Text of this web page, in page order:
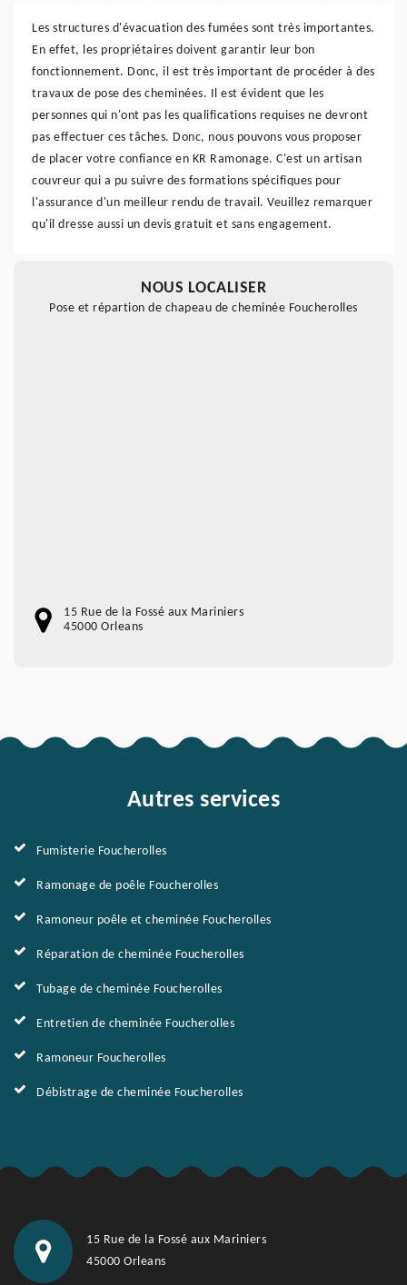
Les structures d'évacuation des fumées sont très importantes.
En effet, les propriétaires doivent garantir leur bon
fonctionnement. Donc, il est très important de procéder à des
travaux de pose des cheminées. Il est évident que les
personnes qui n'ont pas les qualifications requises ne devront
pas effectuer ces tâches. Donc, nous pouvons vous proposer
de placer votre confiance en KR Ramonage. C'est un artisan
couvreur qui a pu suivre des formations spécifiques pour
l'assurance d'un meilleur rendu de travail. Veuillez remarquer
qu'il dresse aussi un devis gratuit et sans engagement.
NOUS LOCALISER
Pose et répartion de chapeau de cheminée Foucherolles
15 Rue de la Fossé aux Mariniers
45000 Orleans
Autres services
Fumisterie Foucherolles
Ramonage de poêle Foucherolles
Ramoneur poêle et cheminée Foucherolles
Réparation de cheminée Foucherolles
Tubage de cheminée Foucherolles
Entretien de cheminée Foucherolles
Ramoneur Foucherolles
Débistrage de cheminée Foucherolles
15 Rue de la Fossé aux Mariniers
45000 Orleans